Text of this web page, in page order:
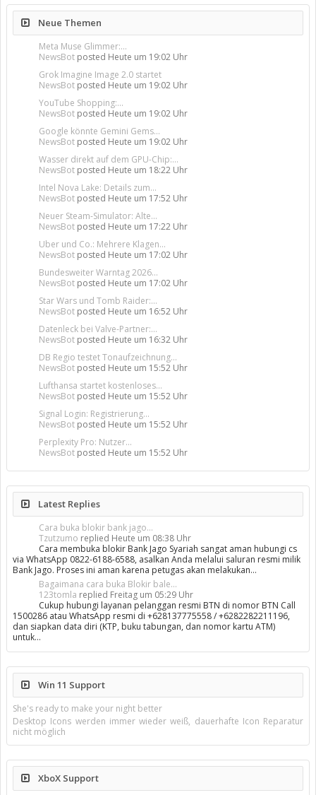
Neue Themen
Meta Muse Glimmer:...
NewsBot posted Heute um 19:02 Uhr
Grok Imagine Image 2.0 startet
NewsBot posted Heute um 19:02 Uhr
YouTube Shopping:...
NewsBot posted Heute um 19:02 Uhr
Google könnte Gemini Gems...
NewsBot posted Heute um 19:02 Uhr
Wasser direkt auf dem GPU-Chip:...
NewsBot posted Heute um 18:22 Uhr
Intel Nova Lake: Details zum...
NewsBot posted Heute um 17:52 Uhr
Neuer Steam-Simulator: Alte...
NewsBot posted Heute um 17:22 Uhr
Uber und Co.: Mehrere Klagen...
NewsBot posted Heute um 17:02 Uhr
Bundesweiter Warntag 2026...
NewsBot posted Heute um 17:02 Uhr
Star Wars und Tomb Raider:...
NewsBot posted Heute um 16:52 Uhr
Datenleck bei Valve-Partner:...
NewsBot posted Heute um 16:32 Uhr
DB Regio testet Tonaufzeichnung...
NewsBot posted Heute um 15:52 Uhr
Lufthansa startet kostenloses...
NewsBot posted Heute um 15:52 Uhr
Signal Login: Registrierung...
NewsBot posted Heute um 15:52 Uhr
Perplexity Pro: Nutzer...
NewsBot posted Heute um 15:52 Uhr
Latest Replies
Cara buka blokir bank jago...
Tzutzumo replied Heute um 08:38 Uhr
Cara membuka blokir Bank Jago Syariah sangat aman hubungi cs
via WhatsApp 0822-6188-6588, asalkan Anda melalui saluran resmi milik
Bank Jago. Proses ini aman karena petugas akan melakukan…
Bagaimana cara buka Blokir bale...
123tomla replied Freitag um 05:29 Uhr
Cukup hubungi layanan pelanggan resmi BTN di nomor BTN Call
1500286 atau WhatsApp resmi di +628137775558 / +6282282211196,
dan siapkan data diri (KTP, buku tabungan, dan nomor kartu ATM)
untuk…
Win 11 Support
She's ready to make your night better
Desktop Icons werden immer wieder weiß, dauerhafte Icon Reparatur
nicht möglich
XboX Support